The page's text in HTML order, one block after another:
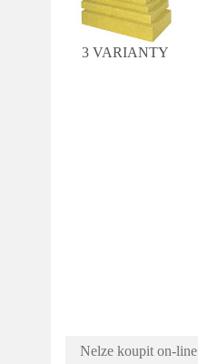
3 VARIANTY
Nelze koupit on-line